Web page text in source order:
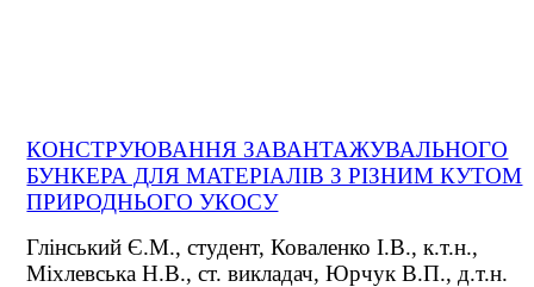
КОНСТРУЮВАННЯ ЗАВАНТАЖУВАЛЬНОГО
БУНКЕРА ДЛЯ МАТЕРІАЛІВ З РІЗНИМ КУТОМ
ПРИРОДНЬОГО УКОСУ
Глінський Є.М., студент, Коваленко І.В., к.т.н.,
Міхлевська Н.В., ст. викладач, Юрчук В.П., д.т.н.